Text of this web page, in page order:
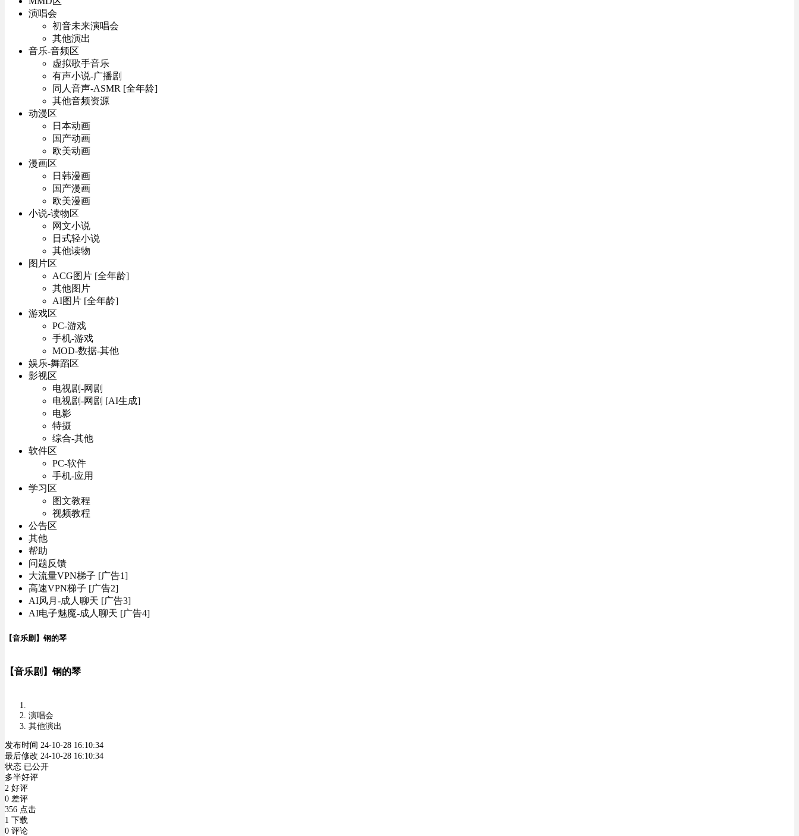
演唱会
初音未来演唱会
其他演出
音乐-音频区
虚拟歌手音乐
有声小说-广播剧
同人音声-ASMR [全年龄]
其他音频资源
动漫区
日本动画
国产动画
欧美动画
漫画区
日韩漫画
国产漫画
欧美漫画
小说-读物区
网文小说
日式轻小说
其他读物
图片区
ACG图片 [全年龄]
其他图片
AI图片 [全年龄]
游戏区
PC-游戏
手机-游戏
MOD-数据-其他
娱乐-舞蹈区
影视区
电视剧-网剧
电视剧-网剧 [AI生成]
电影
特摄
综合-其他
软件区
PC-软件
手机-应用
学习区
图文教程
视频教程
公告区
其他
帮助
问题反馈
大流量VPN梯子 [广告1]
高速VPN梯子 [广告2]
AI风月-成人聊天 [广告3]
AI电子魅魔-成人聊天 [广告4]
【音乐剧】钢的琴
【音乐剧】钢的琴
演唱会
其他演出
发布时间 24-10-28 16:10:34
最后修改 24-10-28 16:10:34
状态 已公开
多半好评
2 好评
0 差评
356 点击
1 下载
0 评论